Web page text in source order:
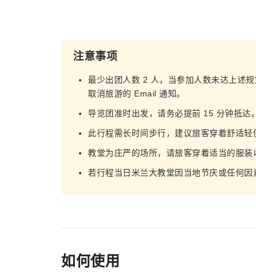
注意事项
最少出团人数 2 人，当参加人数未达上述
取消旅游的 Email 通知。
导览团准时出发，请务必提前 15 分钟抵达
此行程需长时间步行，建议旅客穿着舒适轻
教堂为庄严的场所，请旅客穿着适当的服装
若行程当日米兰大教堂因当地节庆或任何因
如何使用